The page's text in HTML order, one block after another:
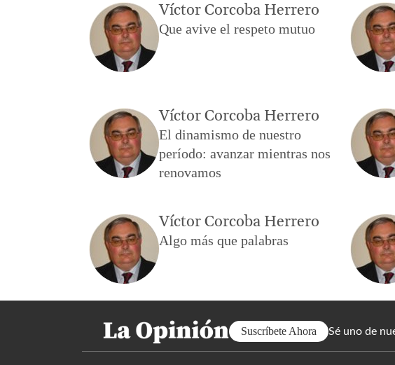
Víctor Corcoba Herrero
Que avive el respeto mutuo
Víctor Corcoba Herrero
El dinamismo de nuestro
período: avanzar mientras nos
renovamos
Víctor Corcoba Herrero
Algo más que palabras
Suscríbete Ahora Sé uno de